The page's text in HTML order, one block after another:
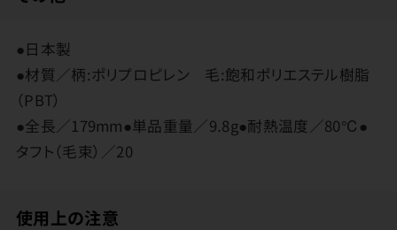
●日本製
●材質／柄:ポリプロピレン 毛:飽和ポリエステル樹脂
（PBT）
●全長／179mm●単品重量／9.8g●耐熱温度／80℃●
タフト（毛束）／20
使用上の注意